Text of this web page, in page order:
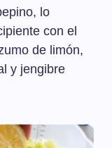
lo
con el
de limón,
y jengibre